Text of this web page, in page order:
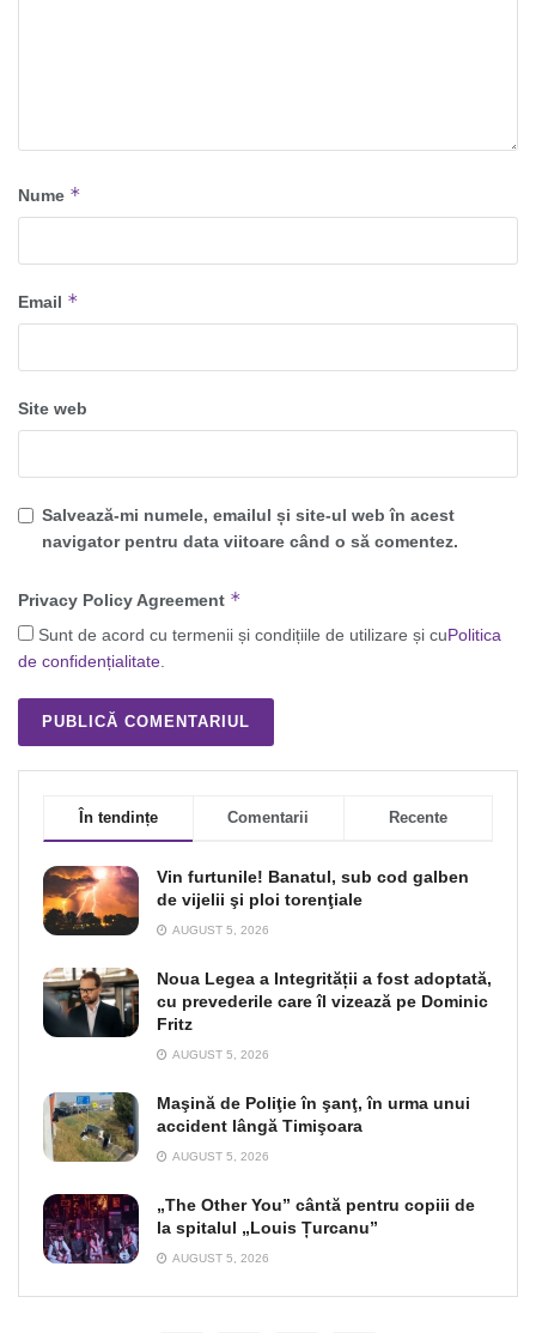
Nume *
Email *
Site web
Salvează-mi numele, emailul și site-ul web în acest
navigator pentru data viitoare când o să comentez.
Privacy Policy Agreement *
Sunt de acord cu termenii și condițiile de utilizare și cuPolitica
de confidențialitate.
În tendințe Comentarii Recente
Vin furtunile! Banatul, sub cod galben
de vijelii şi ploi torenţiale
AUGUST 5, 2026
Noua Legea a Integrității a fost adoptată,
cu prevederile care îl vizează pe Dominic
Fritz
AUGUST 5, 2026
Maşină de Poliţie în şanţ, în urma unui
accident lângă Timişoara
AUGUST 5, 2026
„The Other You” cântă pentru copiii de
la spitalul „Louis Țurcanu”
AUGUST 5, 2026